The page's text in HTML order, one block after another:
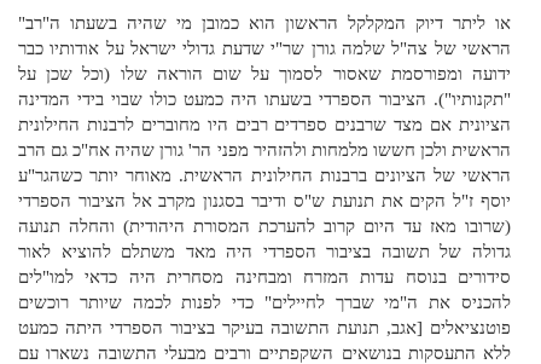
או ליתר דיוק המקלקל הראשון הוא כמובן מי שהיה בשעתו ה"רב"
הראשי של צה"ל שלמה גורן שר"י שדעת גדולי ישראל על אודותיו כבר
ידועה ומפורסמת שאסור לסמוך על שום הוראה שלו (וכל שכן על
"תקנותיו"). הציבור הספרדי בשעתו היה כמעט כולו שבוי בידי המדינה
הציונית אם מצד שרבנים ספרדים רבים היו מחוברים לרבנות החילונית
הראשית ולכן חששו מלמחות ולהזהיר מפני הר' גורן שהיה אח"כ גם הרב
הראשי של הציונים ברבנות החילונית הראשית. מאוחר יותר כשהגר"ע
יוסף ז"ל הקים את תנועת ש"ס ודיבר בסגנון מקרב אל הציבור הספרדי
(שרובו מאז עד היום קרוב להערכת המסורת היהודית) והחלה תנועה
גדולה של תשובה בציבור הספרדי היה מאד משתלם להוציא לאור
סידורים בנוסח עדות המזרח ומבחינה מסחרית היה כדאי למו"לים
להכניס את ה"מי שברך לחיילים" כדי לפנות לכמה שיותר רוכשים
פוטנציאלים [אגב, תנועת התשובה בעיקר בציבור הספרדי היתה כמעט
ללא התעסקות בנושאים השקפתיים ורבים מבעלי התשובה נשארו עם